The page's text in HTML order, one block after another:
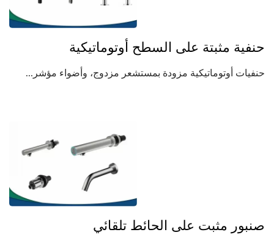
حنفية مثبتة على السطح أوتوماتيكية
حنفيات أوتوماتيكية مزودة بمستشعر مزدوج، وأضواء مؤشر...
صنبور مثبت على الحائط تلقائي